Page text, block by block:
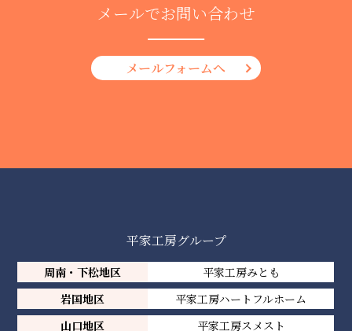
メールでお問い合わせ
メールフォームへ
平家工房グループ
周南・下松地区
平家工房みとも
岩国地区
平家工房ハートフルホーム
山口地区
平家工房スメスト